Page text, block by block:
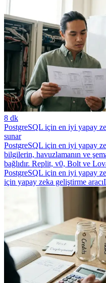
8 dk
PostgreSQL için en iyi yapay
sunar
PostgreSQL için en iyi yapay
bilgilerin, havuzlamanın ve
bağlıdır. Replit, v0, Bolt ve
PostgreSQL için en iyi yapay
için yapay zeka geliştirme aracı